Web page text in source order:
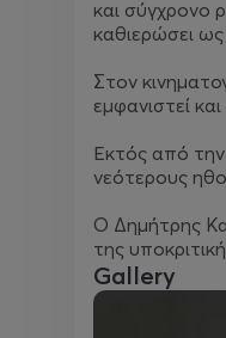
και σύγχρονο
καθιερώσει
Στον
εμφανιστεί
Εκτός από την
νεότερους
Ο Δημήτρης
της
Gallery